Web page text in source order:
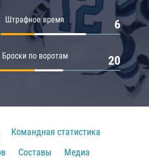
Штрафное время 6
Броски по воротам 20
Командная статистика
Составы
Медиа